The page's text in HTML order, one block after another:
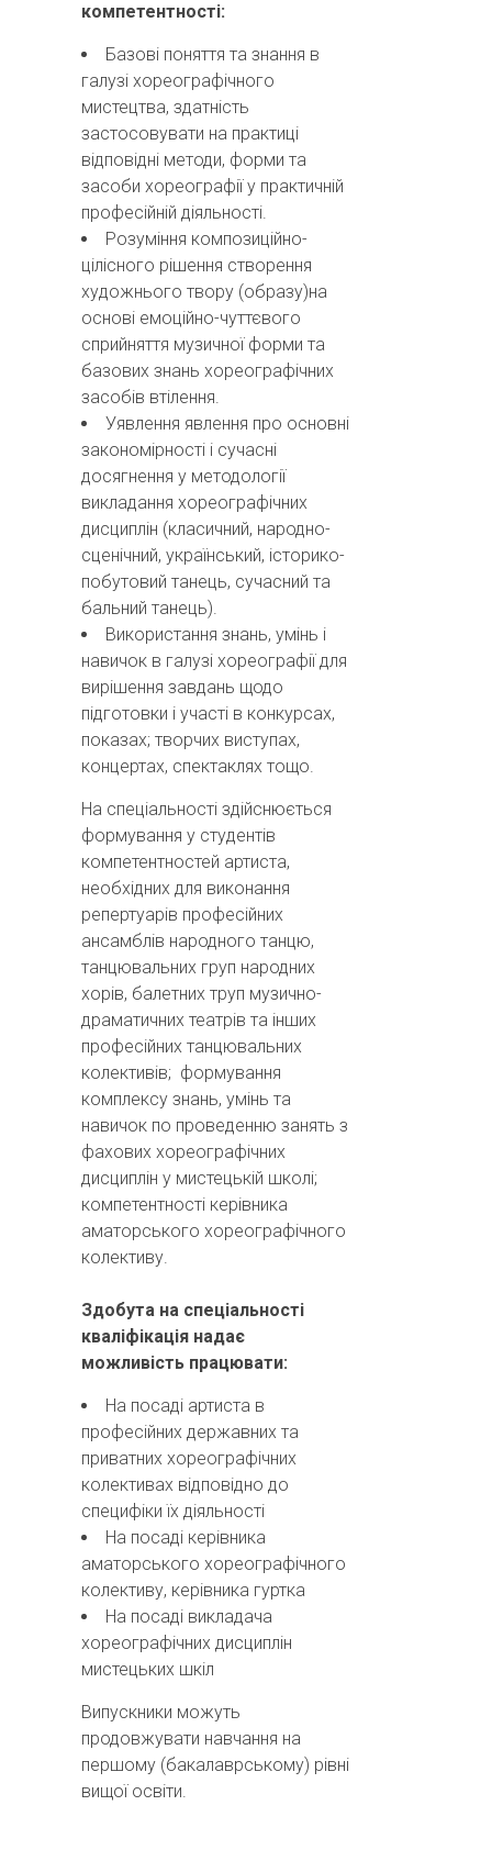
компетентності:
Базові поняття та знання в
галузі хореографічного
мистецтва, здатність
застосовувати на практиці
відповідні методи, форми та
засоби хореографії у практичній
професійній діяльності.
Розуміння композиційно-
цілісного рішення створення
художнього твору (образу)на
основі емоційно-чуттєвого
сприйняття музичної форми та
базових знань хореографічних
засобів втілення.
Уявлення явлення про основні
закономірності і сучасні
досягнення у методології
викладання хореографічних
дисциплін (класичний, народно-
сценічний, український, історико-
побутовий танець, сучасний та
бальний танець).
Використання знань, умінь і
навичок в галузі хореографії для
вирішення завдань щодо
підготовки і участі в конкурсах,
показах; творчих виступах,
концертах, спектаклях тощо.
На спеціальності здійснюється
формування у студентів
компетентностей артиста,
необхідних для виконання
репертуарів професійних
ансамблів народного танцю,
танцювальних груп народних
хорів, балетних труп музично-
драматичних театрів та інших
професійних танцювальних
колективів; формування
комплексу знань, умінь та
навичок по проведенню занять з
фахових хореографічних
дисциплін у мистецькій школі;
компетентності керівника
аматорського хореографічного
колективу.
Здобута на спеціальності
кваліфікація надає
можливість працювати:
На посаді артиста в
професійних державних та
приватних хореографічних
колективах відповідно до
специфіки їх діяльності
На посаді керівника
аматорського хореографічного
колективу, керівника гуртка
На посаді викладача
хореографічних дисциплін
мистецьких шкіл
Випускники можуть
продовжувати навчання на
першому (бакалаврському) рівні
вищої освіти.